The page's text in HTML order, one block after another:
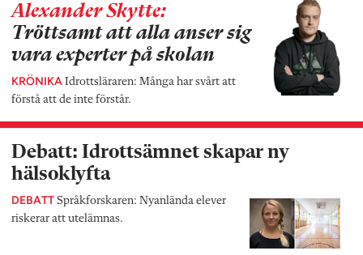
Alexander Skytte:
Tröttsamt att alla anser sig
vara experter på skolan
KRÖNIKA Idrottsläraren: Många har svårt att
förstå att de inte förstår.
Debatt: Idrottsämnet skapar ny
hälsoklyfta
DEBATT Språkforskaren: Nyanlända elever
riskerar att utelämnas.